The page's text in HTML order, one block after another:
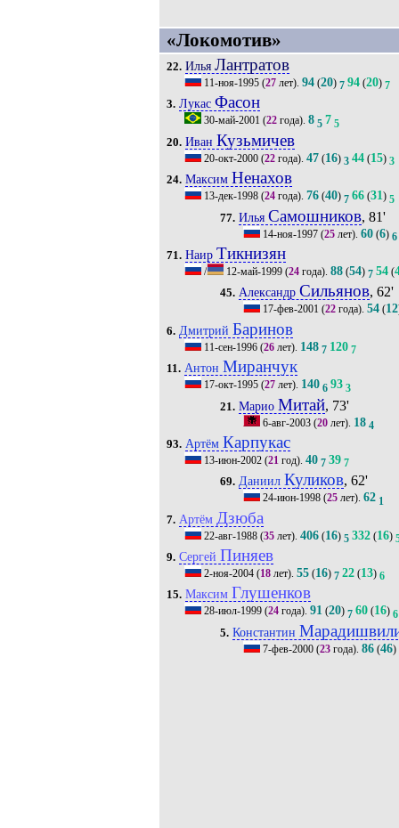
«Локомотив»
22. Илья Лантратов
11-ноя-1995(27лет). 94(20) 7 94(20) 7
3. Лукас Фасон
30-май-2001 (22года). 8 5 7 5
20. Иван Кузьмичев
20-окт-2000(22года). 47(16) 3 44(15) 3
24. Максим Ненахов
13-дек-1998(24года). 76(40) 7 66(31) 5
77. Илья Самошников, 81'
14-ноя-1997 (25 лет).60 (6) 6
71. Наир Тикнизян
/ 12-май-1999(24года). 88(54) 7 54(
45. Александр Сильянов, 62'
17-фев-2001 (22 года).54 (12
6. Дмитрий Баринов
11-сен-1996(26лет). 148 7 120 7
11. Антон Миранчук
17-окт-1995(27лет). 140 6 93 3
21. Марио Митай, 73'
6-авг-2003 (20 лет). 18 4
93. Артём Карпукас
13-июн-2002(21год). 40 7 39 7
69. Даниил Куликов, 62'
24-июн-1998 (25 лет).62 1
7. Артём Дзюба
22-авг-1988(35лет). 406(16) 5 332(16)
9. Сергей Пиняев
2-ноя-2004(18лет). 55(16) 7 22(13) 6
15. Максим Глушенков
28-июл-1999(24года). 91(20) 7 60(16) 6
5. Константин
7-фев-2000 (23 года).86 (46)